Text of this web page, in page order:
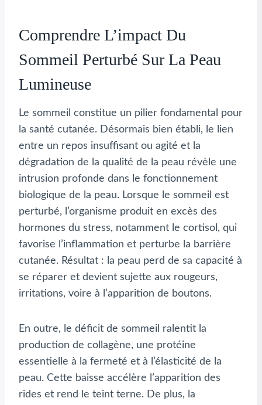
Comprendre L’impact Du
Sommeil Perturbé Sur La Peau
Lumineuse
Le sommeil constitue un pilier fondamental pour
la santé cutanée. Désormais bien établi, le lien
entre un repos insuffisant ou agité et la
dégradation de la qualité de la peau révèle une
intrusion profonde dans le fonctionnement
biologique de la peau. Lorsque le sommeil est
perturbé, l’organisme produit en excès des
hormones du stress, notamment le cortisol, qui
favorise l’inflammation et perturbe la barrière
cutanée. Résultat : la peau perd de sa capacité à
se réparer et devient sujette aux rougeurs,
irritations, voire à l’apparition de boutons.
En outre, le déficit de sommeil ralentit la
production de collagène, une protéine
essentielle à la fermeté et à l’élasticité de la
peau. Cette baisse accélère l’apparition des
rides et rend le teint terne. De plus, la